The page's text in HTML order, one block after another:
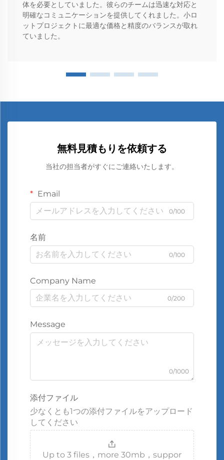
体を必要としていました。彼らのチームは迅速な対応と
明確なコミュニケーションを提供してくれました。小ロ
ットプロジェクトに最適な価格と精度のバランスが取れ
ていました。
無料見積もりを依頼する
当社の担当者がすぐにご連絡いたします。
Email
0/100
名前
0/100
Company Name
0/200
Message
0/1000
添付ファイル
少なくとも1つの添付ファイルをアップロード
してください
Up to 3 files，more 30mb，suppor